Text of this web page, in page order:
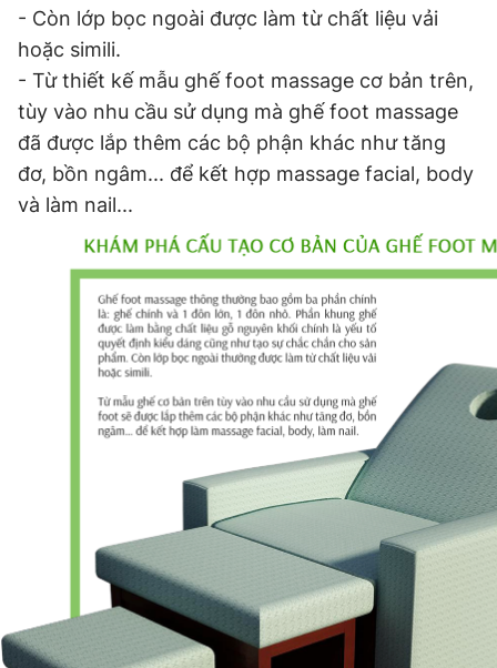
- Còn lớp bọc ngoài được làm từ chất liệu vải
hoặc simili.
- Từ thiết kế mẫu ghế foot massage cơ bản trên,
tùy vào nhu cầu sử dụng mà ghế foot massage
đã được lắp thêm các bộ phận khác như tăng
đơ, bồn ngâm... để kết hợp massage facial, body
và làm nail...